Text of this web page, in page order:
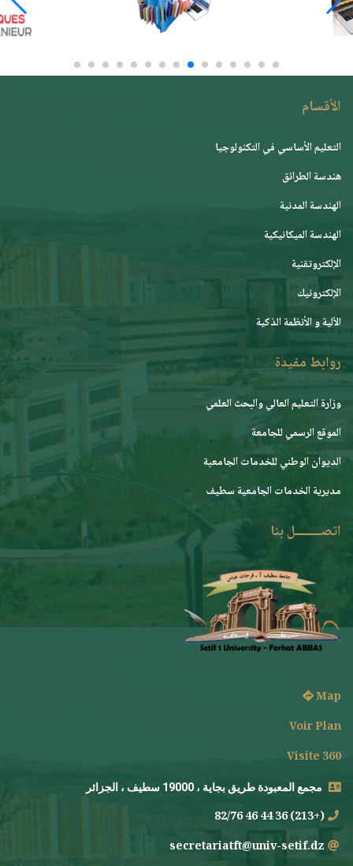
الأقسام
التعليم الأساسي في التكنولوجيا
هندسة الطرائق
الهندسة المدنية
الهندسة الميكانيكية
الإلكتروتقنية
الإلكترونيك
اﻵلية و الأنظمة الذكية
روابط مفيدة
وزارة التعليم العالي والبحث العلمي
الموقع الرسمي للجامعة
ﺍﻟﺪﻳﻮﺍﻥ ﺍﻟﻮﻃﻨﻲ ﻟﻠﺨﺪﻣﺎﺕ ﺍﻟﺠﺎﻣﻌﻴﺔ
مديرية الخدمات الجامعية سطيف
اتصــــــــل بنا
Map
Voir Plan
Visite 360
مجمع المعبودة طريق بجاية ، 19000 سطيف ، الجزائر
(+213) 36 44 46 82/76
secretariatft@univ-setif.dz